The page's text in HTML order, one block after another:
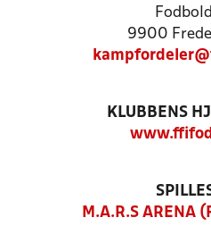
9900
KLUBBENS
M.A.R.S ARENA